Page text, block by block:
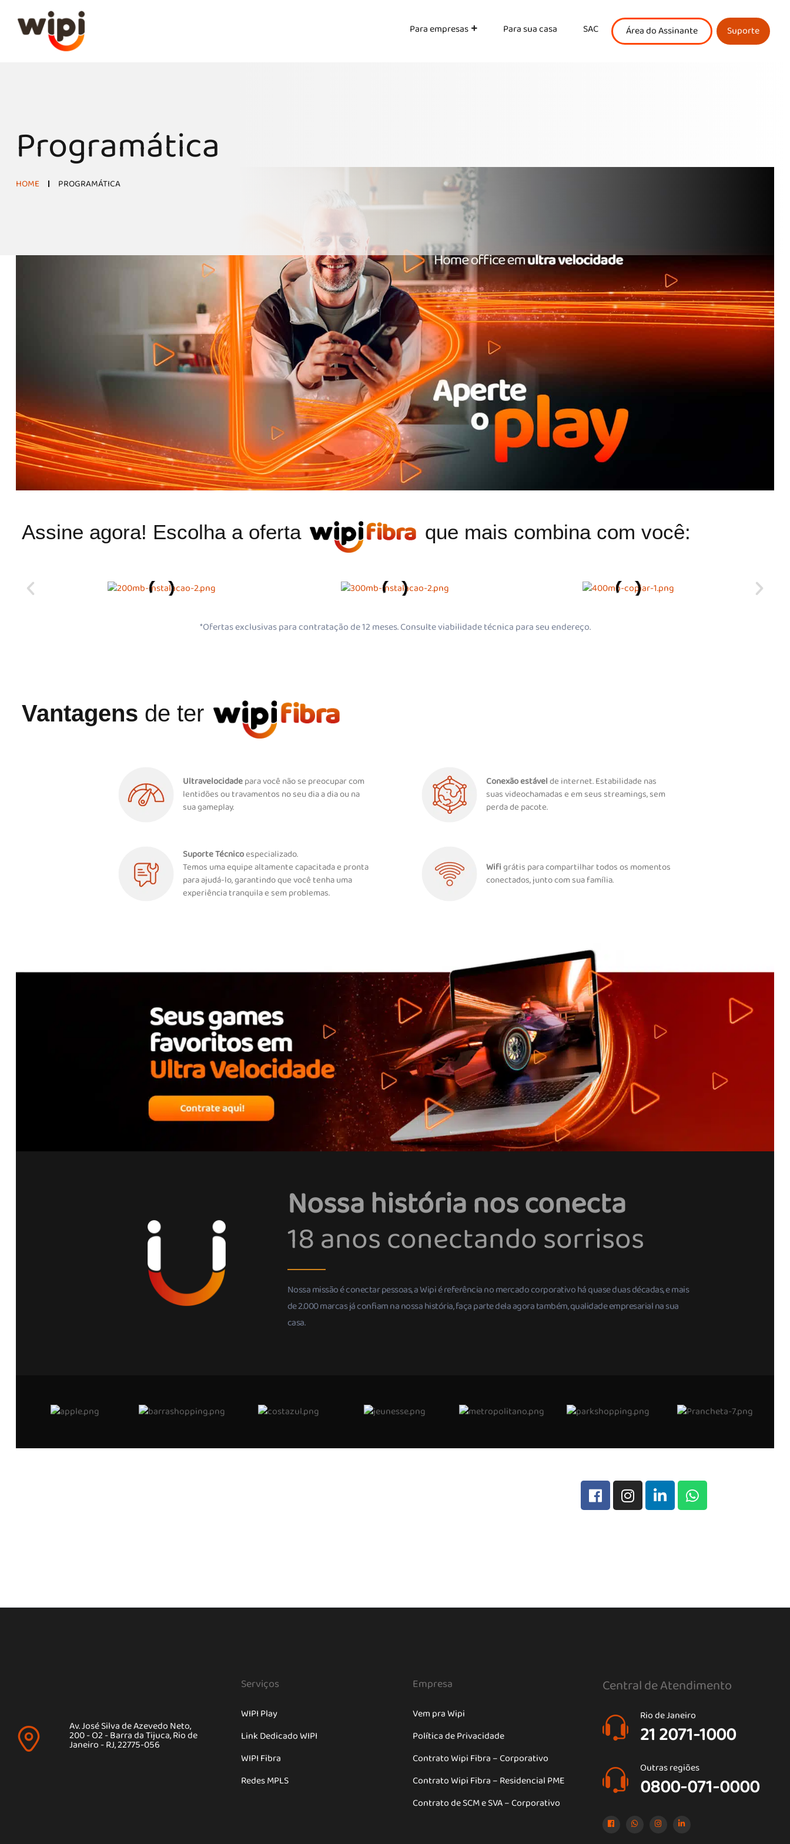
Para empresas Para sua casa SAC Área do Assinante Suporte
Programática
HOME PROGRAMÁTICA
Assine agora! Escolha a oferta que mais combina com você:
*Ofertas exclusivas para contratação de 12 meses. Consulte viabilidade técnica para seu endereço.
Vantagens de ter
Ultravelocidadepara você não se preocupar com
lentidões ou travamentos no seu dia a dia ou na
sua gameplay.
Conexão estávelde internet. Estabilidade nas
suas videochamadas e em seus streamings, sem
perda de pacote.
Suporte Técnicoespecializado.
Temos uma equipe altamente capacitada e pronta
para ajudá-lo, garantindo que você tenha uma
experiência tranquila e sem problemas.
Wifigrátis para compartilhar todos os momentos
conectados, junto com sua família.
Nossa história nos conecta
18 anos conectando sorrisos
Nossa missão é conectar pessoas, a Wipi é referência no mercado corporativo há quase duas décadas, e mais
de 2.000 marcas já confiam na nossa história, faça parte dela agora também, qualidade empresarial na sua
casa.
Av. José Silva de Azevedo Neto,
200 - O2 - Barra da Tijuca, Rio de
Janeiro - RJ, 22775-056
Serviços
WIPI Play
Link Dedicado WIPI
WIPI Fibra
Redes MPLS
Empresa
Vem pra Wipi
Política de Privacidade
Contrato Wipi Fibra – Corporativo
Contrato Wipi Fibra – Residencial PME
Contrato de SCM e SVA – Corporativo
Central de Atendimento
Rio de Janeiro
21 2071-1000
Outras regiões
0800-071-0000